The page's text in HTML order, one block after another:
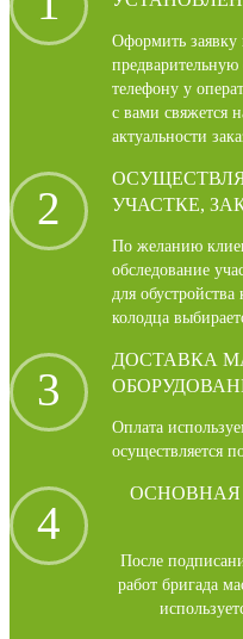
Оформить заявку
телефону у
с вами свяжется
актуальности
2
УЧАСТКЕ,
По желанию
обследование
для
колодца
3
ДОСТАВКА
Оплата
осуществляется
4
ОСНОВНАЯ
После
работ бригада